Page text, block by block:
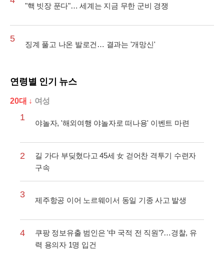
"핵 빗장 푼다"… 세계는 지금 무한 군비 경쟁
5
징계 풀고 나온 발로건… 결과는 '개망신'
연령별 인기 뉴스
20대 ↓ 여성
1
야놀자, '해외여행 야놀자로 떠나용' 이벤트 마련
2
길 가다 부딪혔다고 45세 女 걷어찬 격투기 수련자
구속
3
제주항공 이어 노르웨이서 동일 기종 사고 발생
4
쿠팡 정보유출 범인은 '中 국적 전 직원'?…경찰, 유
력 용의자 1명 입건